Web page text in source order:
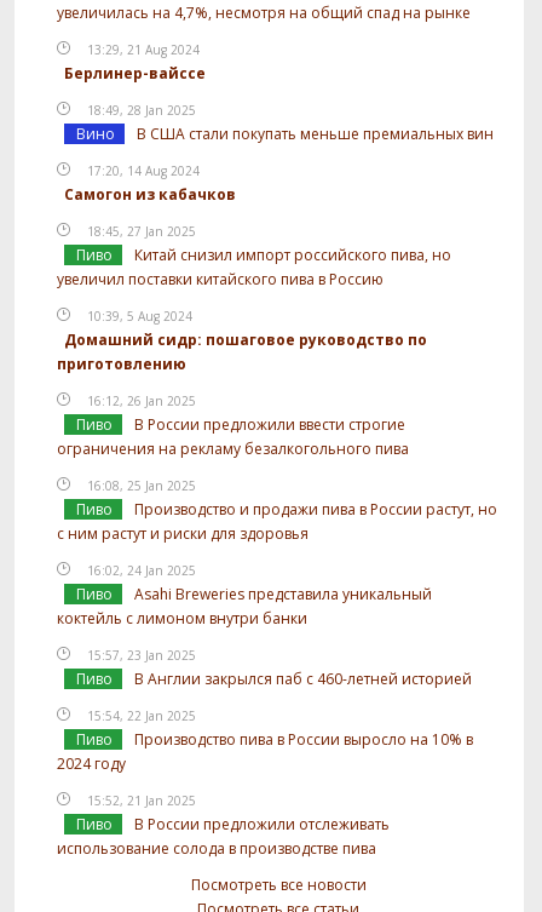
увеличилась на 4,7%, несмотря на общий спад на рынке
13:29, 21 Aug 2024
Берлинер-вайссе
18:49, 28 Jan 2025
Вино В США стали покупать меньше премиальных вин
17:20, 14 Aug 2024
Самогон из кабачков
18:45, 27 Jan 2025
Пиво
Китай снизил импорт российского пива, но
увеличил поставки китайского пива в Россию
10:39, 5 Aug 2024
Домашний сидр: пошаговое руководство по
приготовлению
16:12, 26 Jan 2025
Пиво
В России предложили ввести строгие
ограничения на рекламу безалкогольного пива
16:08, 25 Jan 2025
Пиво
Производство и продажи пива в России растут, но
с ним растут и риски для здоровья
16:02, 24 Jan 2025
Пиво
Asahi Breweries представила уникальный
коктейль с лимоном внутри банки
15:57, 23 Jan 2025
Пиво В Англии закрылся паб с 460-летней историей
15:54, 22 Jan 2025
Пиво
Производство пива в России выросло на 10% в
2024 году
15:52, 21 Jan 2025
Пиво
В России предложили отслеживать
использование солода в производстве пива
Посмотреть все новости